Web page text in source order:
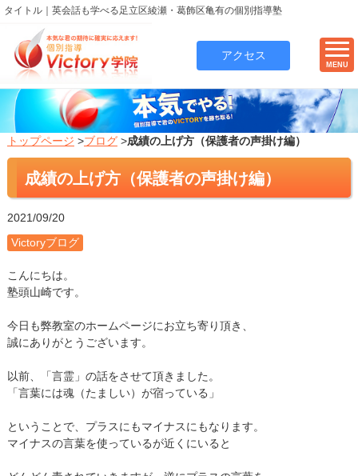
タイトル｜英会話も学べる足立区綾瀬・葛飾区亀有の個別指導塾
アクセス
MENU
トップページ >ブログ>成績の上げ方（保護者の声掛け編）
成績の上げ方（保護者の声掛け編）
2021/09/20
Victoryブログ
こんにちは。
塾頭山崎です。
今日も弊教室のホームページにお立ち寄り頂き、
誠にありがとうございます。
以前、「言霊」の話をさせて頂きました。
「言葉には魂（たましい）が宿っている」
ということで、プラスにもマイナスにもなります。
マイナスの言葉を使っているが近くにいると